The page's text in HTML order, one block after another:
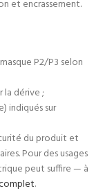
et encrassement.
P2/P3 selon
dérive ;
indiqués sur
du produit et
Pour des usages
peut suffire — à
.